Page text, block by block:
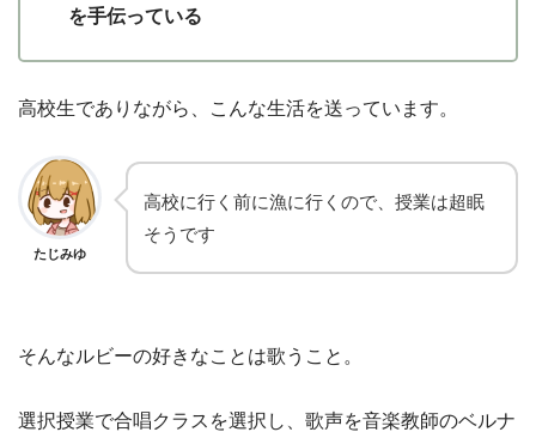
を手伝っている
高校生でありながら、こんな生活を送っています。
たじみゆ
高校に行く前に漁に行くので、授業は超眠
そうです
そんなルビーの好きなことは歌うこと。
選択授業で合唱クラスを選択し、歌声を音楽教師のベルナ